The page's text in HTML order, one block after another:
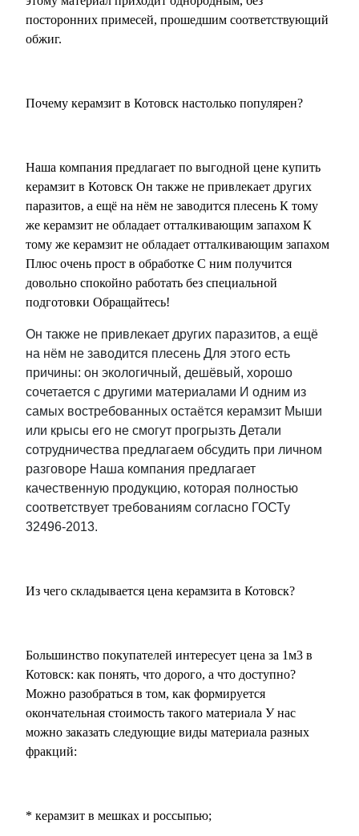
посторонних примесей, прошедшим соответствующий
обжиг.
Почему керамзит в Котовск настолько популярен?
Наша компания предлагает по выгодной цене купить
керамзит в Котовск Он также не привлекает других
паразитов, а ещё на нём не заводится плесень К тому
же керамзит не обладает отталкивающим запахом К
тому же керамзит не обладает отталкивающим запахом
Плюс очень прост в обработке С ним получится
довольно спокойно работать без специальной
подготовки Обращайтесь!
Он также не привлекает других паразитов, а ещё
на нём не заводится плесень Для этого есть
причины: он экологичный, дешёвый, хорошо
сочетается с другими материалами И одним из
самых востребованных остаётся керамзит Мыши
или крысы его не смогут прогрызть Детали
сотрудничества предлагаем обсудить при личном
разговоре Наша компания предлагает
качественную продукцию, которая полностью
соответствует требованиям согласно ГОСТу
32496-2013.
Из чего складывается цена керамзита в Котовск?
Большинство покупателей интересует цена за 1м3 в
Котовск: как понять, что дорого, а что доступно?
Можно разобраться в том, как формируется
окончательная стоимость такого материала У нас
можно заказать следующие виды материала разных
фракций:
* керамзит в мешках и россыпью;